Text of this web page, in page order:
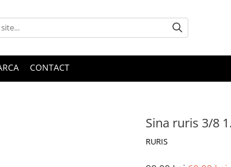
CONTACT
Sina ruris 3/8
RURIS